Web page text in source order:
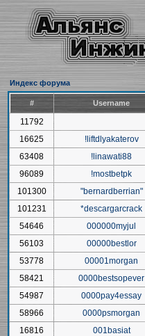
Индекс форума
# Username
11792
16625
!liftdlyakaterov
63408
!linawati88
96089
!mostbetpk
101300
"bernardberrian"
101231
*descargarcrack
54646
000000myjul
56103
00000bestlor
53778
00001morgan
58421
0000bestsopever
54987
0000pay4essay
58966
0000psmorgan
16816
001basiat